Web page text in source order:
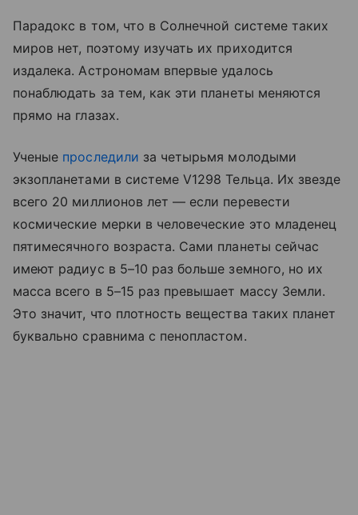
Парадокс в том, что в Солнечной системе таких
миров нет, поэтому изучать их приходится
издалека. Астрономам впервые удалось
понаблюдать за тем, как эти планеты меняются
прямо на глазах.
Ученые проследили за четырьмя молодыми
экзопланетами в системе V1298 Тельца. Их звезде
всего 20 миллионов лет — если перевести
космические мерки в человеческие это младенец
пятимесячного возраста. Сами планеты сейчас
имеют радиус в 5–10 раз больше земного, но их
масса всего в 5–15 раз превышает массу Земли.
Это значит, что плотность вещества таких планет
буквально сравнима с пенопластом.